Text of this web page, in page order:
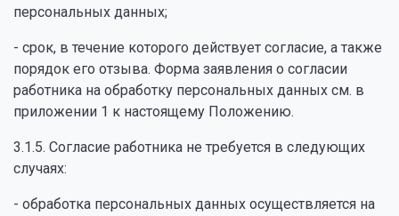
персональных данных;
- срок, в течение которого действует согласие, а также
порядок его отзыва. Форма заявления о согласии
работника на обработку персональных данных см. в
приложении 1 к настоящему Положению.
3.1.5. Согласие работника не требуется в следующих
случаях:
- обработка персональных данных осуществляется на